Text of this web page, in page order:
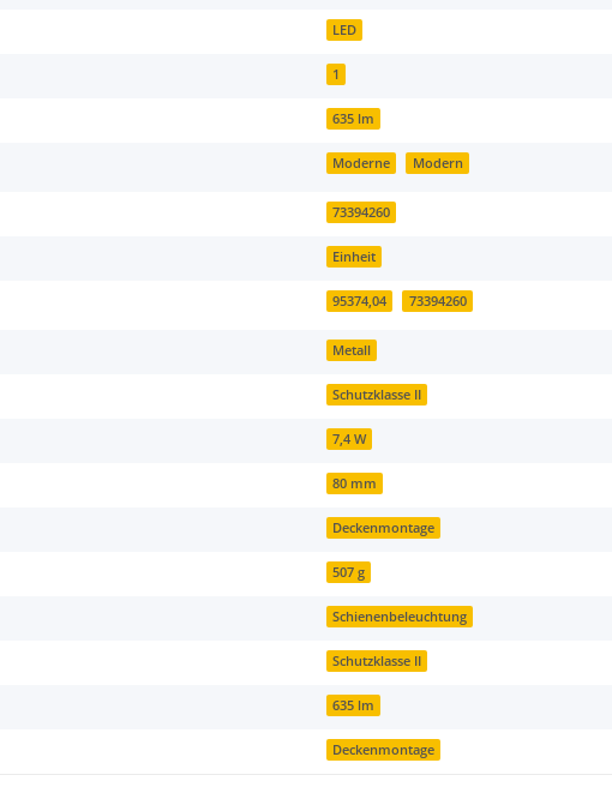
LED
1
635 lm
Moderne Modern
73394260
Einheit
95374,04 73394260
Metall
Schutzklasse II
7,4 W
80 mm
Deckenmontage
507 g
Schienenbeleuchtung
Schutzklasse II
635 lm
Deckenmontage